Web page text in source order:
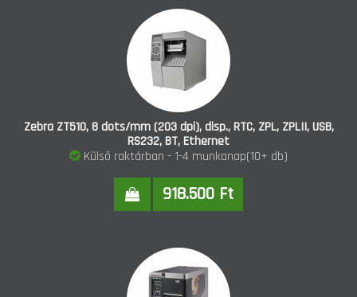
Zebra ZT510, 8 dots/mm (203 dpi), disp., RTC, ZPL, ZPLII, USB,
RS232, BT, Ethernet
Külső raktárban - 1-4 munkanap(10+ db)
918.500 Ft